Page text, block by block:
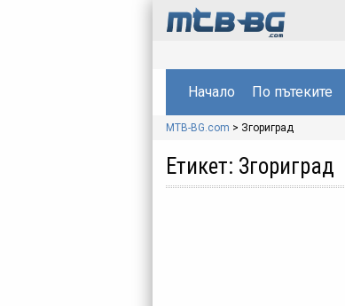
Начало По пътеките
MTB-BG.com > Згориград
Етикет: Згориград